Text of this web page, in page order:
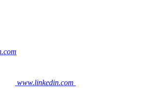
www.linkedin.com